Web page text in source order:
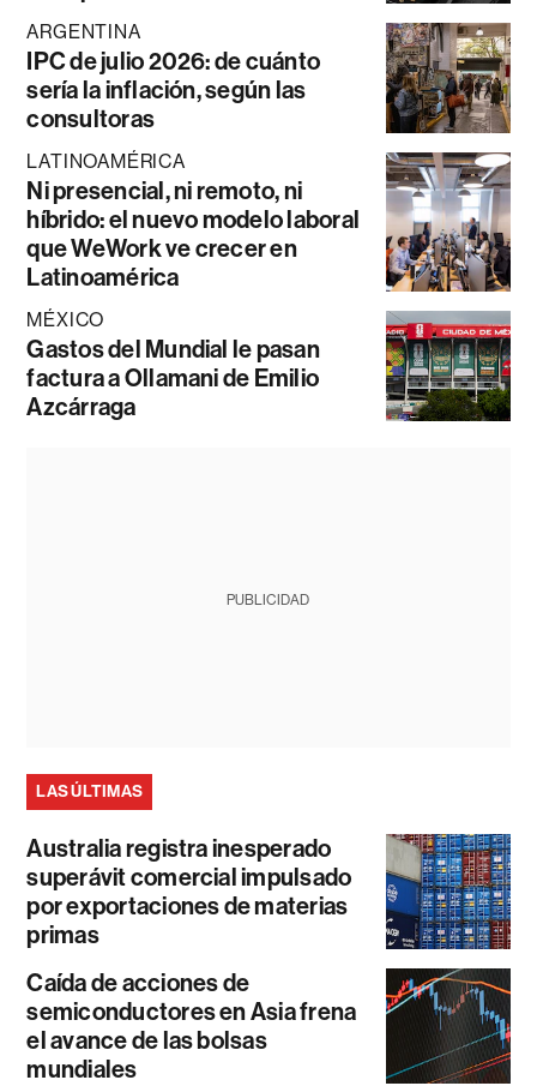
ARGENTINA
IPC de julio 2026: de cuánto
sería la inflación, según las
consultoras
LATINOAMÉRICA
Ni presencial, ni remoto, ni
híbrido: el nuevo modelo laboral
que WeWork ve crecer en
Latinoamérica
MÉXICO
Gastos del Mundial le pasan
factura a Ollamani de Emilio
Azcárraga
PUBLICIDAD
LAS ÚLTIMAS
Australia registra inesperado
superávit comercial impulsado
por exportaciones de materias
primas
Caída de acciones de
semiconductores en Asia frena
el avance de las bolsas
mundiales